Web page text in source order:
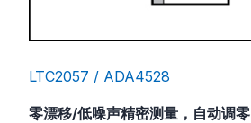
LTC2057 / ADA4528
零漂移/低噪声精密测量，自动调零